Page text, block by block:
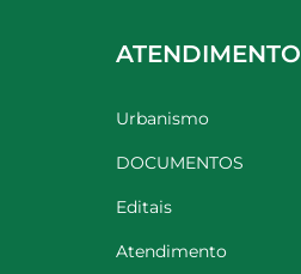
ATENDIMENTO
Urbanismo
DOCUMENTOS
Editais
Atendimento